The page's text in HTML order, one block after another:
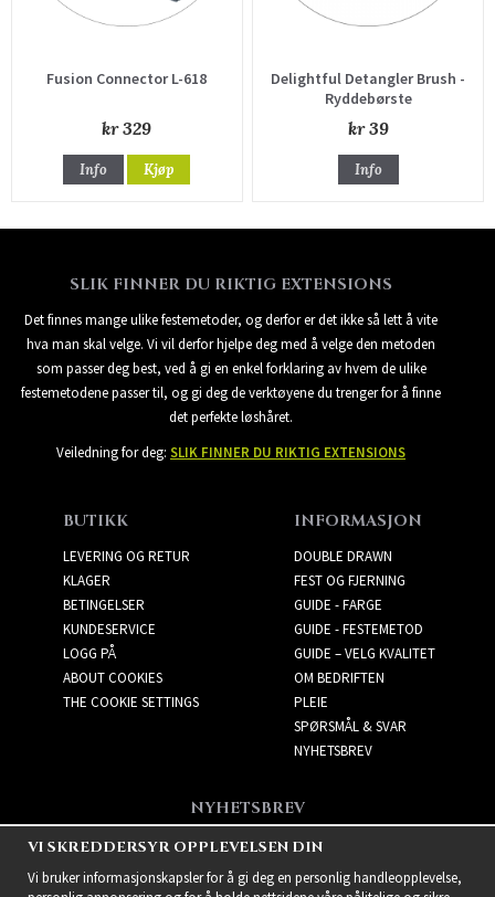
Fusion Connector L-618
kr 329
Info Kjøp
Delightful Detangler Brush -
Ryddebørste
kr 39
Info
SLIK FINNER DU RIKTIG EXTENSIONS
Det finnes mange ulike festemetoder, og derfor er det ikke så lett å vite
hva man skal velge. Vi vil derfor hjelpe deg med å velge den metoden
som passer deg best, ved å gi en enkel forklaring av hvem de ulike
festemetodene passer til, og gi deg de verktøyene du trenger for å finne
det perfekte løshåret.
Veiledning for deg: SLIK FINNER DU RIKTIG EXTENSIONS
BUTIKK
LEVERING OG RETUR
KLAGER
BETINGELSER
KUNDESERVICE
LOGG PÅ
ABOUT COOKIES
THE COOKIE SETTINGS
INFORMASJON
DOUBLE DRAWN
FEST OG FJERNING
GUIDE - FARGE
GUIDE - FESTEMETOD
GUIDE – VELG KVALITET
OM BEDRIFTEN
PLEIE
SPØRSMÅL & SVAR
NYHETSBREV
NYHETSBREV
Få de beste tilbudene og
spennende nye produkter!
VI SKREDDERSYR OPPLEVELSEN DIN
Vi bruker informasjonskapsler for å gi deg en personlig handleopplevelse,